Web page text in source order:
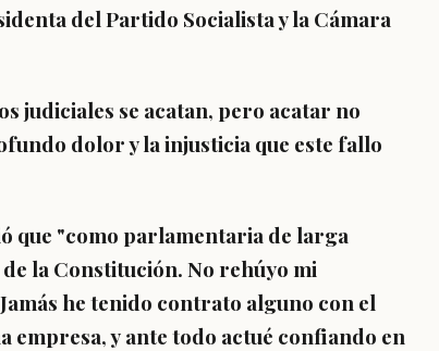
del Partido Socialista y la Cámara
judiciales se acatan, pero acatar no
dolor y la injusticia que este fallo
que "como parlamentaria de larga
la Constitución. No rehúyo mi
he tenido contrato alguno con el
empresa, y ante todo actué confiando en